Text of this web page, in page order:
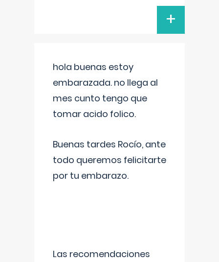
+
hola buenas estoy
embarazada. no llega al
mes cunto tengo que
tomar acido folico.
Buenas tardes Rocío, ante
todo queremos felicitarte
por tu embarazo.
Las recomendaciones